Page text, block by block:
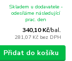
340,10 Kč/bal.
281,07 Kč bez DPH
Skladem u dodavatele -
odesíláme následující
prac. den
Přidat do košíku